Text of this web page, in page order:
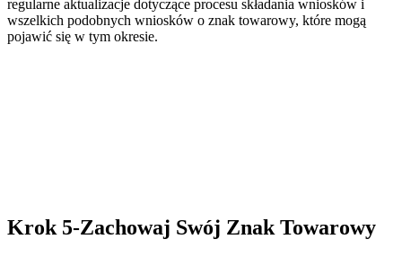
regularne aktualizacje dotyczące procesu składania wniosków i
wszelkich podobnych wniosków o znak towarowy, które mogą
pojawić się w tym okresie.
Krok 5-Zachowaj Swój Znak Towarowy